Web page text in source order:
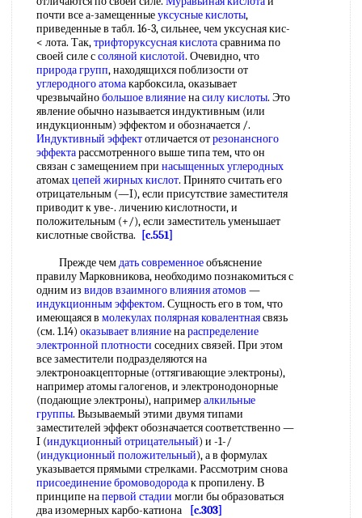
почти все а-замещенныеуксусные кислоты,
приведенные в табл. 16-3, сильнее, чем уксусная кис-
< лота. Так,трифторуксусная кислотасравнима по
своей силе ссоляной кислотой. Очевидно, что
природа групп, находящихся поблизости от
углеродного атомакарбоксила, оказывает
чрезвычайнобольшое влияниенасилу кислоты. Это
явление обычно называется индуктивным (или
индукционным) эффектом и обозначается /.
Индуктивный эффектотличается отрезонансного
эффектарассмотренного выше типа тем, что он
связан с замещением при насыщенных углеродных
атомахцепей жирных кислот. Принято считать его
отрицательным (—I), если присутствие заместителя
приводит к уве-. личению кислотности, и
положительным (+/), если заместитель уменьшает
кислотные свойства.
[c.551]
Прежде чемдать современноеобъяснение
правилу Марковникова, необходимо познакомиться с
одним из видов взаимноговлияния атомов —
индукционным эффектом. Сущность его в том, что
имеющаяся в молекулах полярная ковалентнаясвязь
(см. 1.14) оказывает влияниенараспределение
электронной плотности соседних связей. При этом
все заместители подразделяются на
электроноакцепторные (оттягивающие электроны),
например атомы галогенов, и электронодонорные
(подающие электроны), напримералкильные
группы. Вызываемый этими двумя типами
заместителей эффект обозначается соответственно —
I (индукционный отрицательный) и -1-/
(индукционный положительный), а в формулах
указывается прямыми стрелками. Рассмотрим снова
присоединение бромоводородак пропилену. В
принципе напервой стадии могли бы образоваться
два изомерных карбо-катиона
[c.303]